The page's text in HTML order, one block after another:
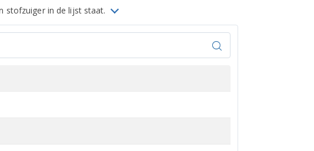
stofzuiger in de lijst staat.